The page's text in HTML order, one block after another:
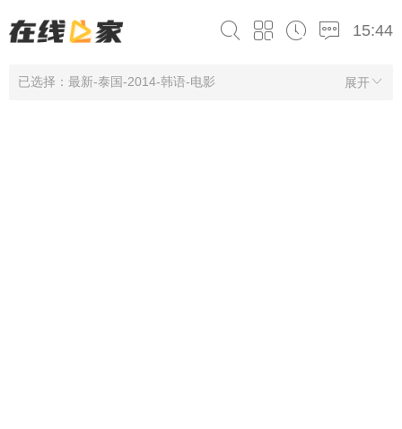
15:44
展开
已选择：最新-泰国-2014-韩语-电影